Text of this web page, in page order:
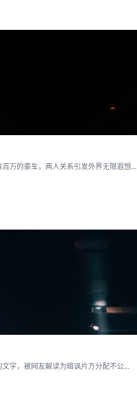
万的豪车，两人关系引发外界无限遐想...
字，被网友解读为暗讽片方分配不公...